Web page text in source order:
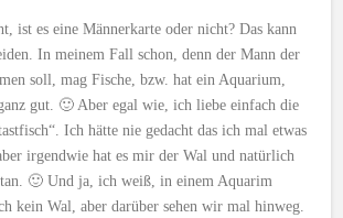
ist es eine Männerkarte oder nicht? Das kann
In meinem Fall schon, denn der Mann der
soll, mag Fische, bzw. hat ein Aquarium,
gut. 🙂 Aber egal wie, ich liebe einfach die
Ich hätte nie gedacht das ich mal etwas
irgendwie hat es mir der Wal und natürlich
🙂 Und ja, ich weiß, in einem Aquarim
kein Wal, aber darüber sehen wir mal hinweg.